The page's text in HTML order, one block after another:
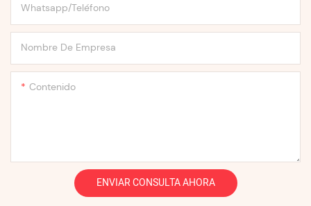
Whatsapp/Teléfono
Nombre De Empresa
Contenido
ENVIAR CONSULTA AHORA